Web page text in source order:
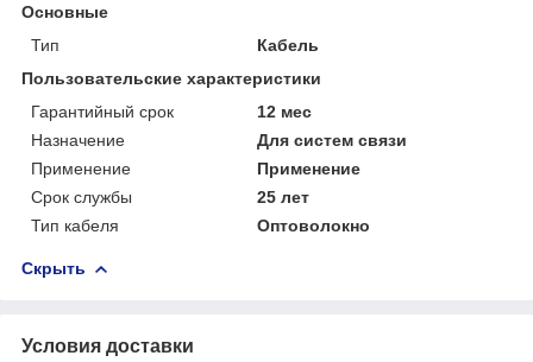
Основные
Тип
Кабель
Пользовательские характеристики
Гарантийный срок
12 мес
Назначение
Для систем связи
Применение
Применение
Срок службы
25 лет
Тип кабеля
Оптоволокно
Скрыть
Условия доставки